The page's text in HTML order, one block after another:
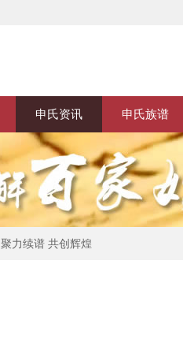
申氏资讯 申氏族谱
聚力续谱 共创辉煌